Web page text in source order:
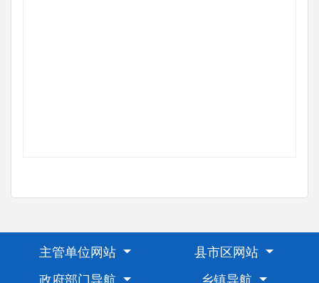
主管单位网站
县市区网站
政府部门导航
乡镇导航